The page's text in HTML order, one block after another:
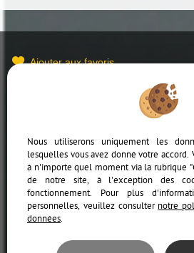
Ajouter aux favoris
Politique de protection des
Nous utiliserons uniquement les
lesquelles vous avez donné votre accord.
à n'importe quel moment via la rubrique
de notre site, à l'exception des
fonctionnement. Pour plus
personnelles, veuillez consulter notre
données.